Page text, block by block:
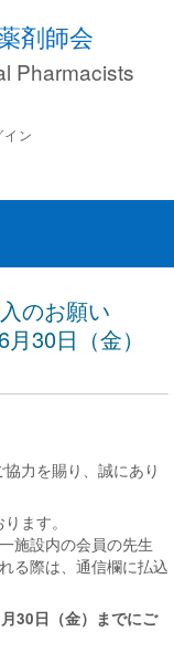
剤師会
Pharmacists
イン
のお願い
30日（金）
力を賜り、誠にあり
ます。
施設内の会員の先生
る際は、通信欄に払込
30日（金）までにご